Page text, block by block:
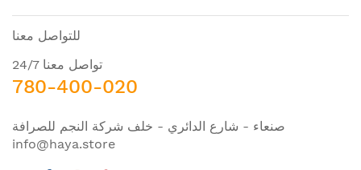
للتواصل معنا
تواصل معنا 24/7
780-400-020
صنعاء - شارع الدائري - خلف شركة النجم للصرافة
info@haya.store